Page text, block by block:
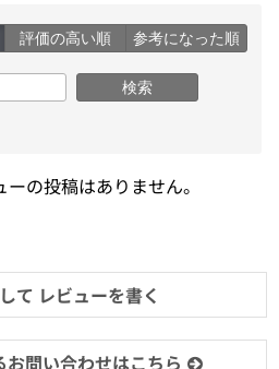
評価の高い順 参考になった順
検索
の投稿はありません。
て レビューを書く
お問い合わせはこちら